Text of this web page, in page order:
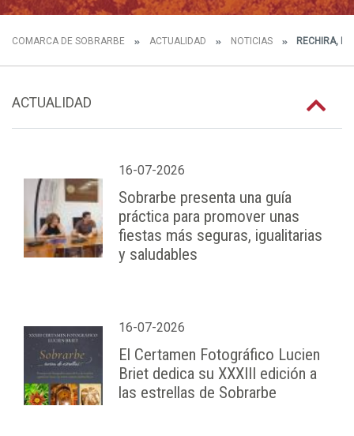
COMARCA DE SOBRARBE ACTUALIDAD NOTICIAS RECHIRA,
ACTUALIDAD
16-07-2026
Sobrarbe presenta una guía
práctica para promover unas
fiestas más seguras, igualitarias
y saludables
16-07-2026
El Certamen Fotográfico Lucien
Briet dedica su XXXIII edición a
las estrellas de Sobrarbe